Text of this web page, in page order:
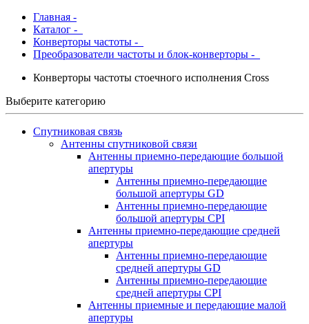
Главная -
Каталог -
Конверторы частоты -
Преобразователи частоты и блок-конверторы -
Конверторы частоты стоечного исполнения Cross
Выберите категорию
Спутниковая связь
Антенны спутниковой связи
Антенны приемно-передающие большой
апертуры
Антенны приемно-передающие
большой апертуры GD
Антенны приемно-передающие
большой апертуры CPI
Антенны приемно-передающие средней
апертуры
Антенны приемно-передающие
средней апертуры GD
Антенны приемно-передающие
средней апертуры CPI
Антенны приемные и передающие малой
апертуры